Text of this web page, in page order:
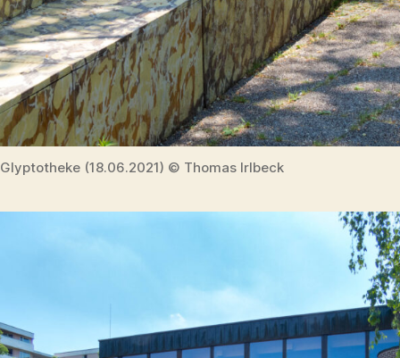
Glyptotheke (18.06.2021) © Thomas Irlbeck